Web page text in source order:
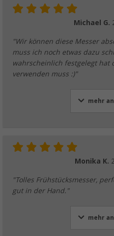
Michael G.
"Wir können diese Messer
muss ich noch etwas dazu
wahrscheinlich festgelegt hat
verwenden muss :)"
mehr
Monika K.
"Tolles Frühstücksmesser,
gut in der Hand."
mehr